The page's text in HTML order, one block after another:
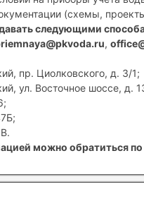
(схемы,
следующими
,
пр. Циолковского, д. 3/1;
ул. Восточное шоссе, д.
можно обратиться